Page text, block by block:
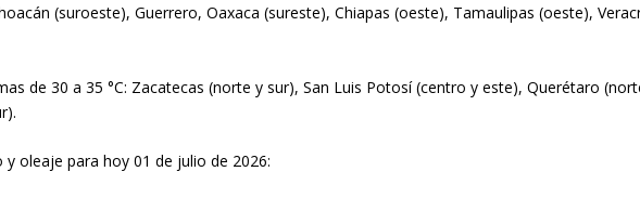
(suroeste), Guerrero, Oaxaca (sureste), Chiapas (oeste), Tamaulipas (oeste),
de 30 a 35 °C: Zacatecas (norte y sur), San Luis Potosí (centro y este), Querétaro
oleaje para hoy 01 de julio de 2026: